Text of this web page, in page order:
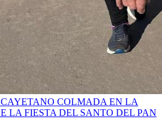
COLMADA EN LA
LA FIESTA DEL SANTO DEL PAN